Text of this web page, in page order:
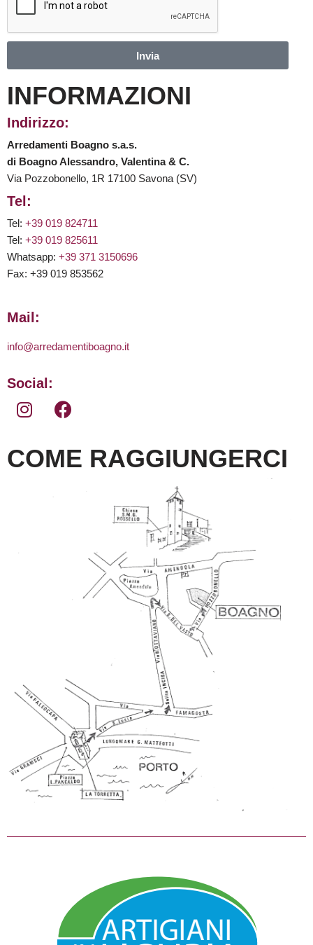
Invia
INFORMAZIONI
Indirizzo:
Arredamenti Boagno s.a.s.
di Boagno Alessandro, Valentina & C.
Via Pozzobonello, 1R 17100 Savona (SV)
Tel:
Tel: +39 019 824711
Tel: +39 019 825611
Whatsapp: +39 371 3150696
Fax: +39 019 853562
Mail:
info@arredamentiboagno.it
Social:
COME RAGGIUNGERCI